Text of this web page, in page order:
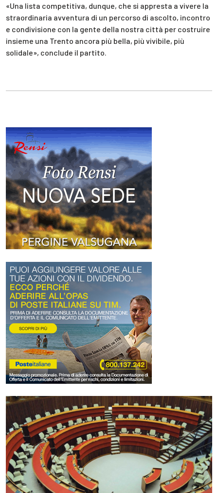
«Una lista competitiva, dunque, che si appresta a vivere la
straordinaria avventura di un percorso di ascolto, incontro
e condivisione con la gente della nostra città per costruire
insieme una Trento ancora più bella, più vivibile, più
solidale», conclude il partito.